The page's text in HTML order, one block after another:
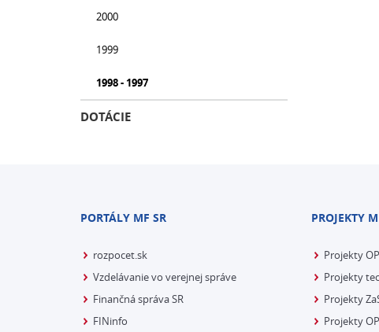
2000
1999
1998 - 1997
DOTÁCIE
PORTÁLY MF SR
rozpocet.sk
Vzdelávanie vo verejnej správe
Finančná správa SR
FINinfo
PROJEKTY
Projekty
Projekty
Projekty
Projekty